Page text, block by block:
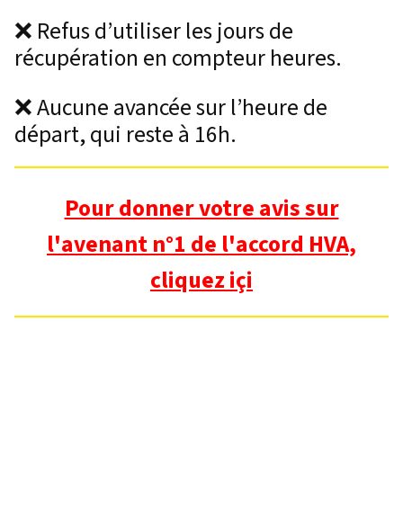
❌ Refus d’utiliser les jours de
récupération en compteur heures.
❌ Aucune avancée sur l’heure de
départ, qui reste à 16h.
Pour donner votre avis sur
l'avenant n°1 de l'accord HVA,
cliquez içi